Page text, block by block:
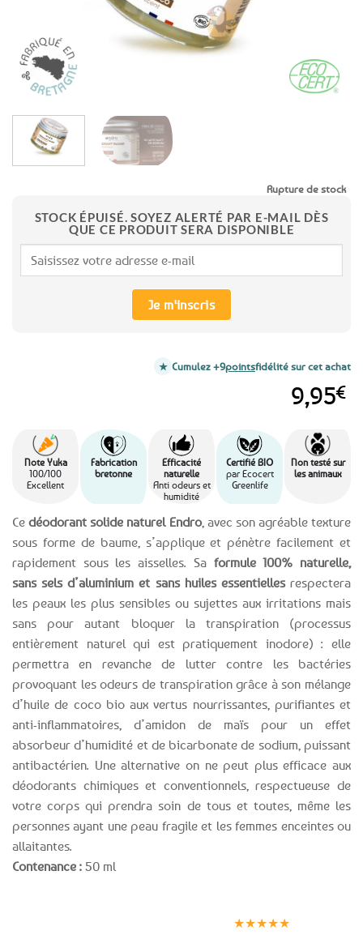
Ce déodorant solide naturel Endro, avec son agréable texture
sous forme de baume, s’applique et pénètre facilement et
rapidement sous les aisselles. Sa formule 100% naturelle,
sans sels d’aluminium et sans huiles essentiellesrespectera
les peaux les plus sensibles ou sujettes aux irritations mais
sans pour autant bloquer la transpiration (processus
entièrement naturel qui est pratiquement inodore) : elle
permettra en revanche de lutter contre les bactéries
provoquant les odeurs de transpiration grâce à son mélange
d’huile de coco bio aux vertus nourrissantes, purifiantes et
anti-inflammatoires, d’amidon de maïs pour un effet
absorbeur d’humidité et de bicarbonate de sodium, puissant
antibactérien. Une alternative on ne peut plus efficace aux
déodorants chimiques et conventionnels, respectueuse de
votre corps qui prendra soin de tous et toutes, même les
personnes ayant une peau fragile et les femmes enceintes ou
allaitantes.
Contenance : 50 ml
Note Yuka
100/100
Excellent
Fabrication
bretonne
Efficacité
naturelle
Anti odeurs et
humidité
Certifié BIO
par Ecocert
Greenlife
Non testé sur
les animaux
9,95€
Rupture de stock
STOCK ÉPUISÉ. SOYEZ ALERTÉ PAR E-MAIL DÈS
QUE CE PRODUIT SERA DISPONIBLE
Je m'inscris
Cumulez +9pointsfidélité sur cet achat
★★★★★